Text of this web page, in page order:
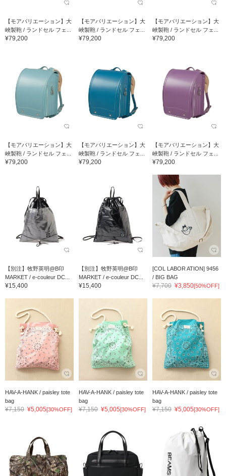
【モアバリエーション】大
峽製鞄 / ランドセル フェ...
¥79,200
【モアバリエーション】大
峽製鞄 / ランドセル フェ...
¥79,200
【モアバリエーション】大
峽製鞄 / ランドセル フェ...
¥79,200
【モアバリエーション】大
峽製鞄 / ランドセル フェ...
¥79,200
【モアバリエーション】大
峽製鞄 / ランドセル フェ...
¥79,200
【モアバリエーション】大
峽製鞄 / ランドセル フェ...
¥79,200
【別注】牧野英明@B印
MARKET / e-couleur DC...
¥15,400
【別注】牧野英明@B印
MARKET / e-couleur DC...
¥15,400
[COL LABOR ATION] 9456
/ BIG BAG
¥7,700 ¥3,850[50%OFF]
HAV-A-HANK / paisley tote
bag
¥7,150 ¥5,005[30%OFF]
HAV-A-HANK / paisley tote
bag
¥7,150 ¥5,005[30%OFF]
HAV-A-HANK / paisley tote
bag
¥7,150 ¥5,005[30%OFF]